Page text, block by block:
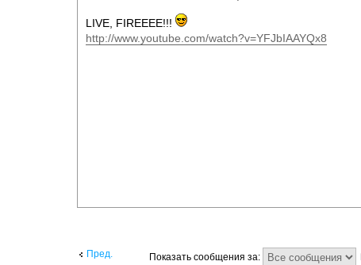
LIVE, FIREEEE!!!
http://www.youtube.com/watch?v=YFJbIAAYQx8
Пред. Показать сообщения за: